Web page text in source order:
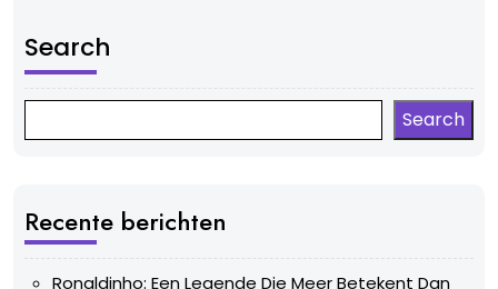
Search
Search
Recente berichten
Ronaldinho: Een Legende Die Meer Betekent Dan